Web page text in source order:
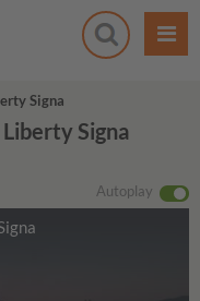
Signa
Signa
Autoplay